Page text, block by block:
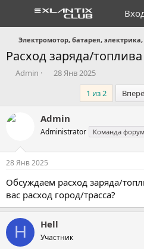
Электромотор, батарея, электрика,
Расход заряда/
А
р
м
ы
Admin
Д
н
а
ч
а
28 Янв 2025
1 из 2
Admin
Administrator Команда
28 Янв 2025
Обсуждаем расход заряда/
вас расход город/трасса?
H Hell
Участник